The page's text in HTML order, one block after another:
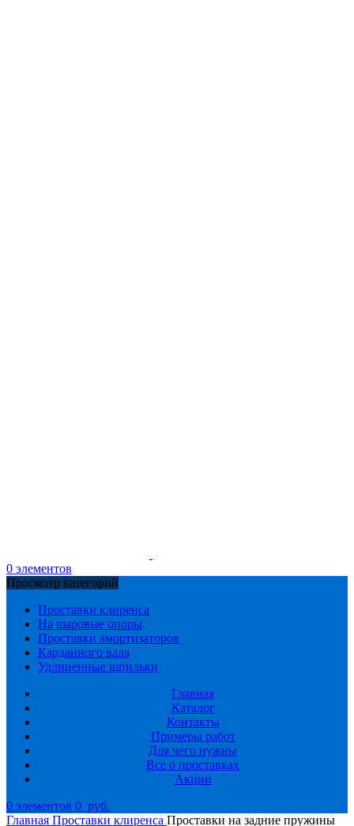
0 элементов
Просмотр категорий
Проставки клиренса
На шаровые опоры
Проставки амортизаторов
Карданного вала
Удлиненные шпильки
Главная
Каталог
Контакты
Примеры работ
Для чего нужны
Все о проставках
Акции
0 элементов 0 руб.
Главная Проставки клиренса Проставки на задние пружины